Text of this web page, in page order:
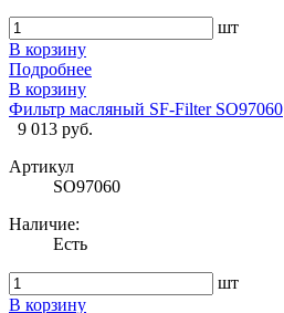
шт
В корзину
Подробнее
В корзину
Фильтр масляный SF-Filter SO97060
9 013 руб.
Артикул
SO97060
Наличие:
Есть
шт
В корзину